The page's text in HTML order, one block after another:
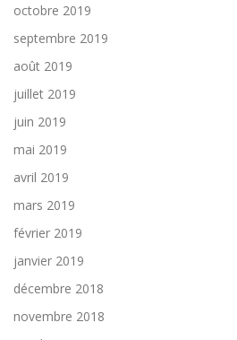
octobre 2019
septembre 2019
août 2019
juillet 2019
juin 2019
mai 2019
avril 2019
mars 2019
février 2019
janvier 2019
décembre 2018
novembre 2018